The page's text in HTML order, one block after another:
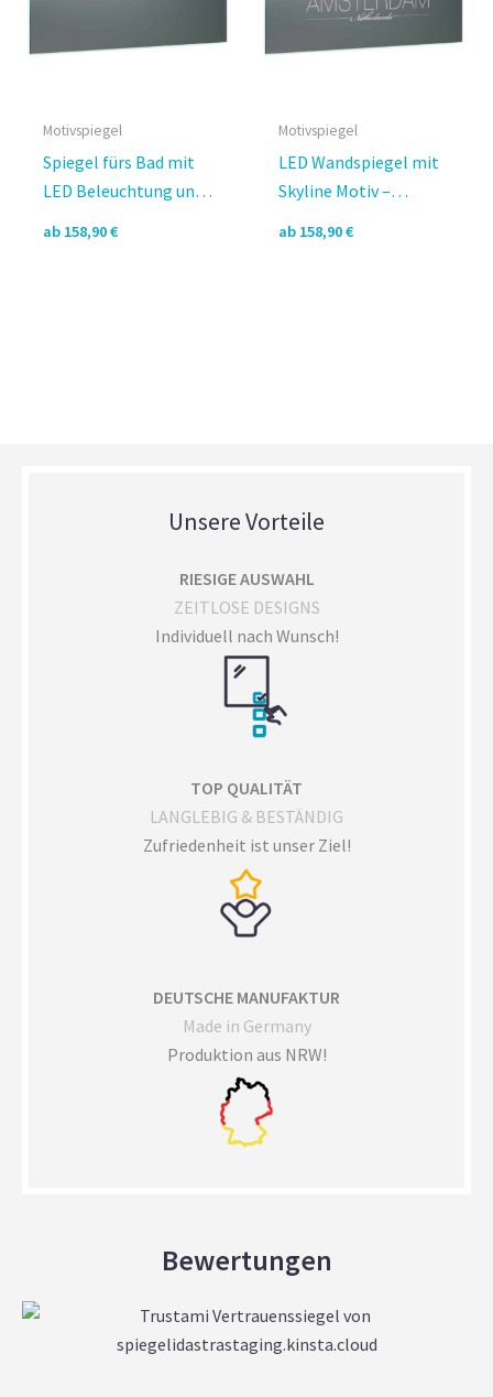
Motivspiegel
Spiegel fürs Bad mit
LED Beleuchtung und
Design
ab 158,90€
Motivspiegel
LED Wandspiegel mit
Skyline Motiv –
ab 158,90€
Unsere Vorteile
RIESIGE AUSWAHL
ZEITLOSE DESIGNS
Individuell nach Wunsch!
TOP QUALITÄT
LANGLEBIG & BESTÄNDIG
Zufriedenheit ist unser Ziel!
DEUTSCHE MANUFAKTUR
Made in Germany
Produktion aus NRW!
Bewertungen